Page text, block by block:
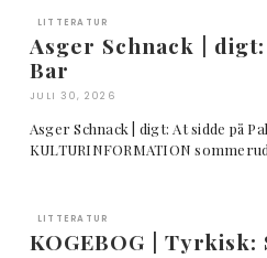
LITTERATUR
Asger Schnack |
Bar
JULI 30, 2026
Asger Schnack | digt: At sidde
KULTURINFORMATION
LITTERATUR
KOGEBOG | Tyrkisk: